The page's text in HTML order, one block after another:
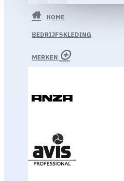
HOME
BEDRIJFSKLEDING
MERKEN